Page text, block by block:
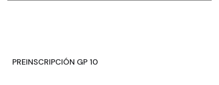
PREINSCRIPCIÓN GP 10